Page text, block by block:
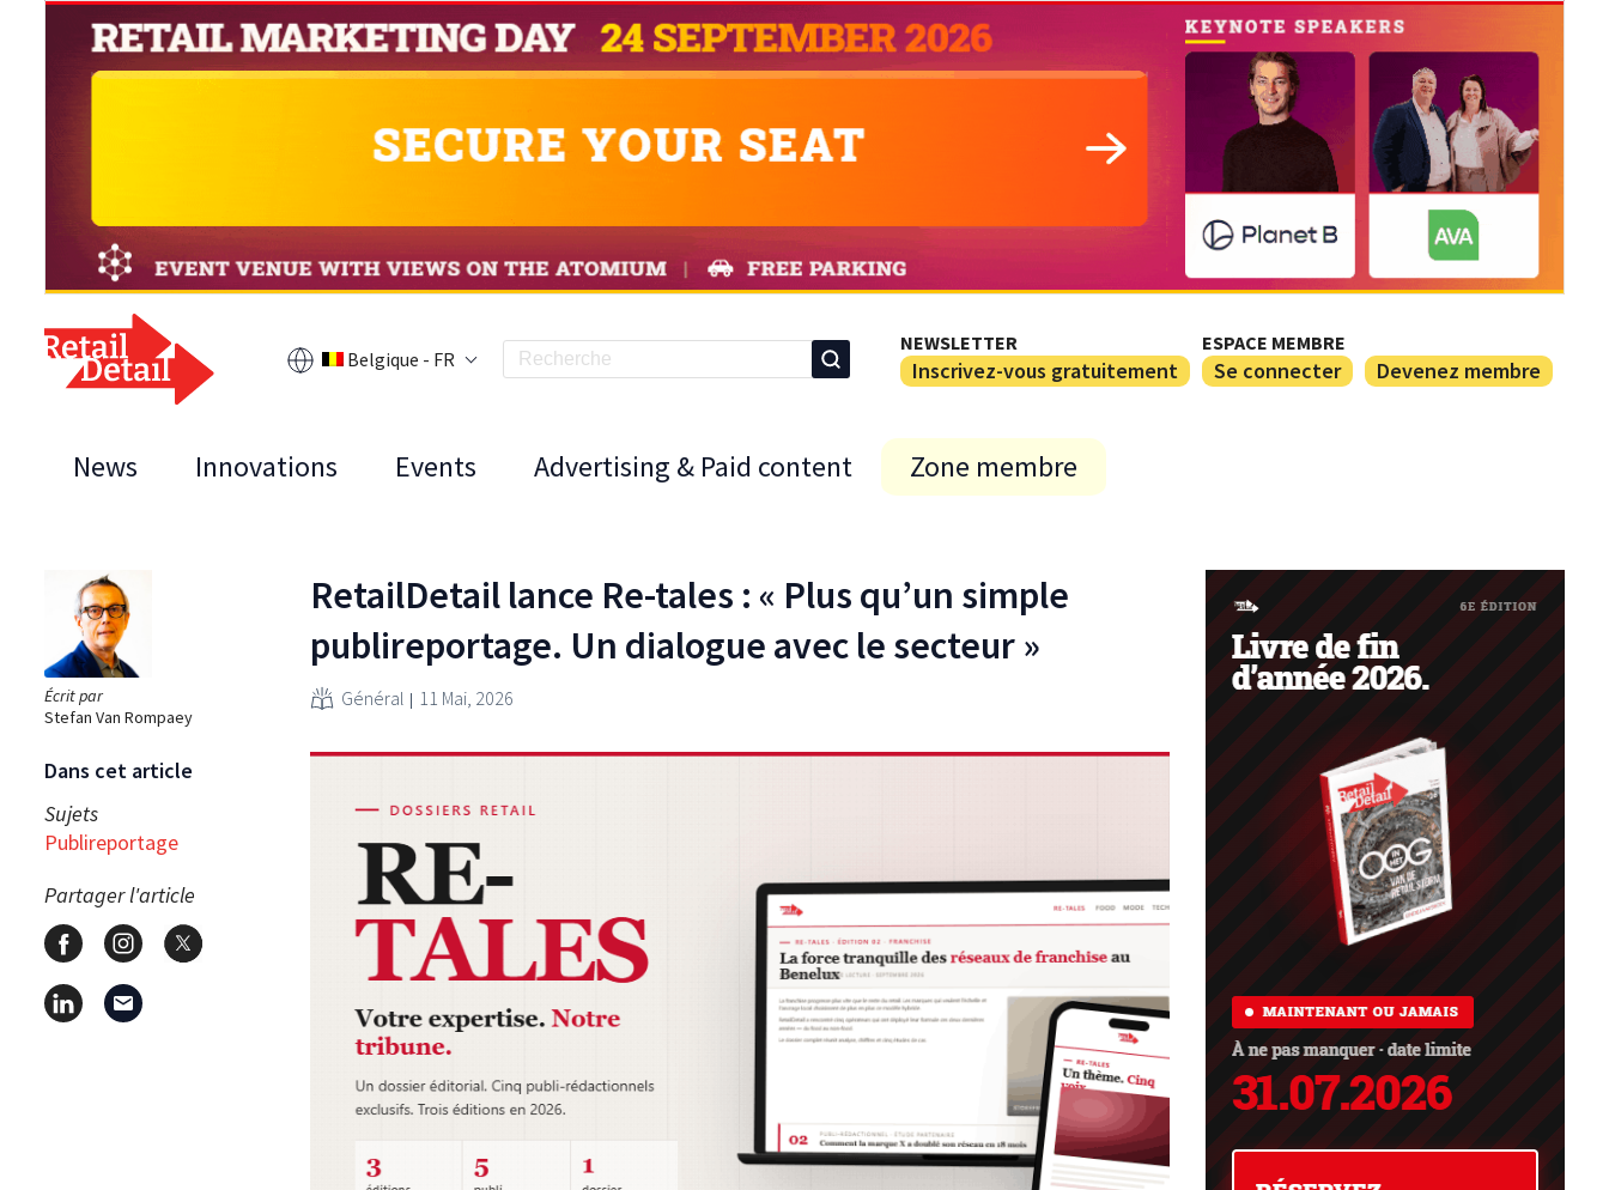
Belgique - FR
NEWSLETTER
Inscrivez-vous gratuitement
ESPACE MEMBRE
Se connecter Devenez membre
News Innovations Events Advertising & Paid content Zone membre
Écrit par
Stefan Van Rompaey
Dans cet article
Sujets
Publireportage
Partager l'article
RetailDetail lance Re-tales : « Plus qu’un simple
publireportage. Un dialogue avec le secteur »
Général 11 Mai, 2026